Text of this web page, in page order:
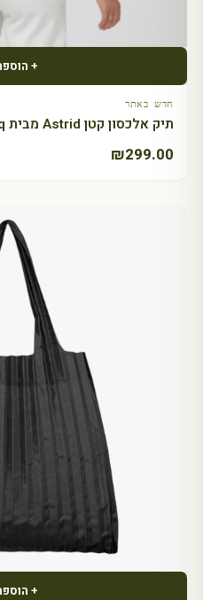
+
חדש באתר
תיק אלכסון קטן Astrid מבית Akkoniq
₪299.00
+